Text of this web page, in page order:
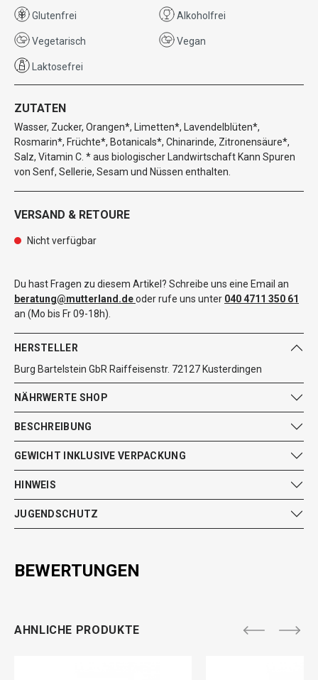
Glutenfrei Alkoholfrei
Vegetarisch Vegan
Laktosefrei
ZUTATEN
Wasser, Zucker, Orangen*, Limetten*, Lavendelblüten*,
Rosmarin*, Früchte*, Botanicals*, Chinarinde, Zitronensäure*,
Salz, Vitamin C. * aus biologischer Landwirtschaft Kann Spuren
von Senf, Sellerie, Sesam und Nüssen enthalten.
VERSAND & RETOURE
Nicht verfügbar
Du hast Fragen zu diesem Artikel? Schreibe uns eine Email an
beratung@mutterland.deoder rufe uns unter 040 4711 350 61
an (Mo bis Fr 09-18h).
HERSTELLER
Burg Bartelstein GbR Raiffeisenstr. 72127 Kusterdingen
NÄHRWERTE SHOP
BESCHREIBUNG
GEWICHT INKLUSIVE VERPACKUNG
HINWEIS
JUGENDSCHUTZ
BEWERTUNGEN
AHNLICHE PRODUKTE